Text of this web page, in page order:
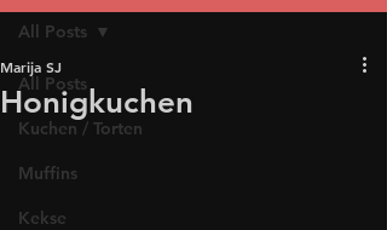
All Posts
Kuchen / Torten
Muffins
Kekse
All Posts
Honigkuchen
Marija SJ